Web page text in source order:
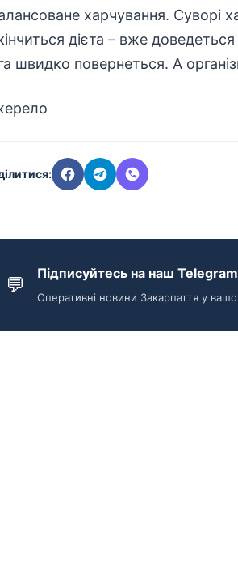
харчування. Суворі
дієта – вже
швидко повернеться. А
💬 Підписуйтесь на наш
Оперативні новини Закарпаття у